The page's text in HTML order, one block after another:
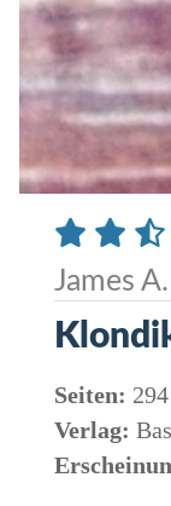
James
Seiten: 294
Verlag: